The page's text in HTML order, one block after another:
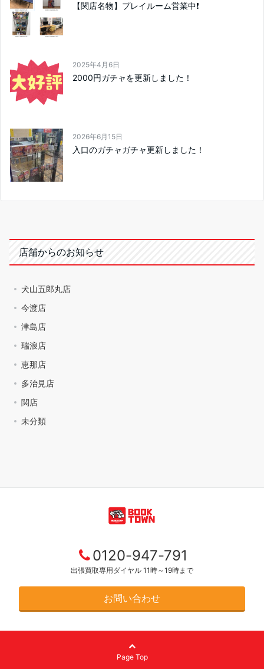
【関店名物】プレイルーム営業中❗
2025年4月6日
2000円ガチャを更新しました！
2026年6月15日
入口のガチャガチャ更新しました！
店舗からのお知らせ
犬山五郎丸店
今渡店
津島店
瑞浪店
恵那店
多治見店
関店
未分類
0120-947-791
出張買取専用ダイヤル 11時～19時まで
お問い合わせ
Page Top